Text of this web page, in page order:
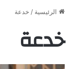
الرئيسية / خدعة
خدعة